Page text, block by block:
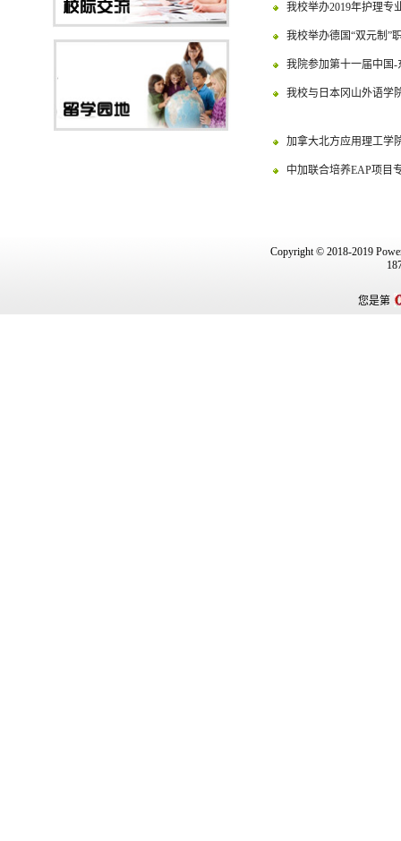
我校举办2019年护理专
我校举办德国“双元制”
我院参加第十一届中国-
我校与日本冈山外语学
加拿大北方应用理工学
中加联合培养EAP项目
Copyright © 2018-2019
您是第